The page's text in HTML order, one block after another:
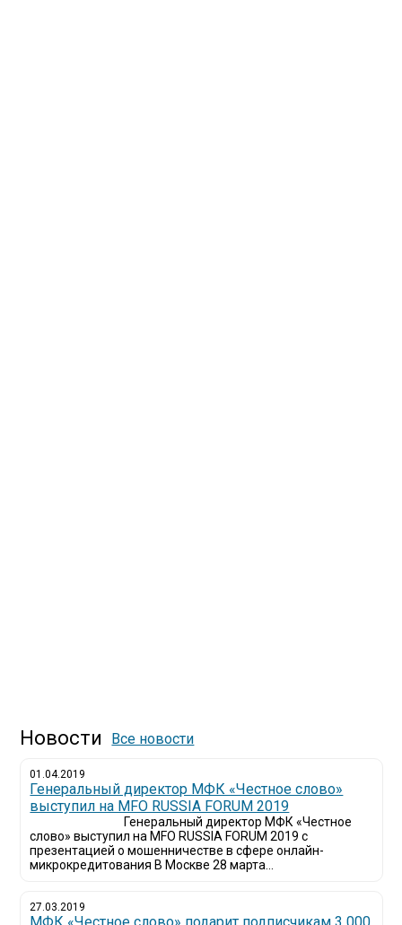
Новости Все новости
01.04.2019
Генеральный директор МФК «Честное слово»
выступил на MFO RUSSIA FORUM 2019
Генеральный директор МФК «Честное
слово» выступил на MFO RUSSIA FORUM 2019 с
презентацией о мошенничестве в сфере онлайн-
микрокредитования В Москве 28 марта...
27.03.2019